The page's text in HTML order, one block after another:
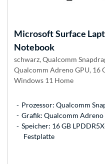
MicrosoftSurface
Notebook
schwarz, Qualcomm
Qualcomm Adreno GPU, 16
Windows 11 Home
Prozessor: Qualcomm
Grafik: Qualcomm Adreno
Speicher: 16 GB
Festplatte